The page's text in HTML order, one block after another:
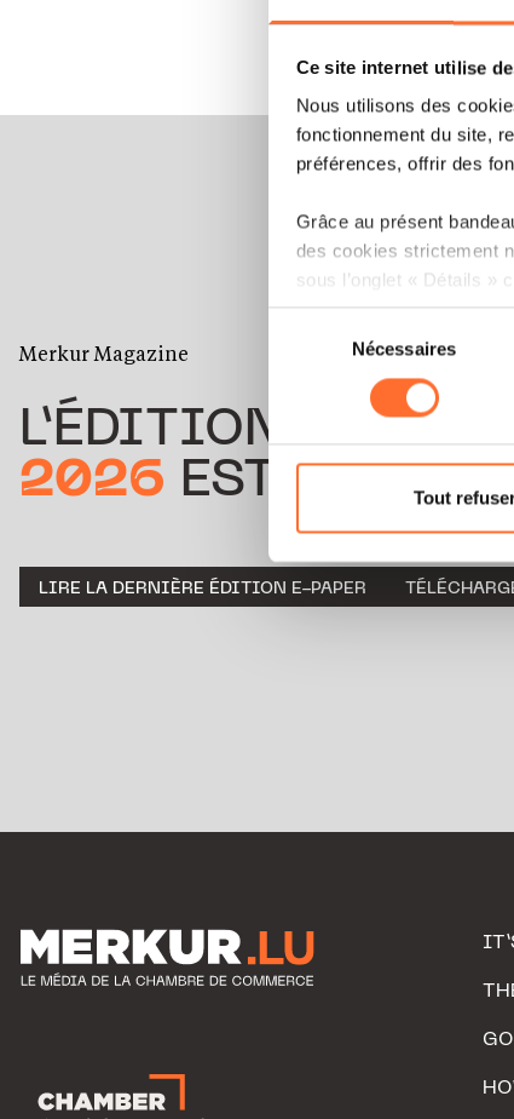
Ce site internet utilise
Nous utilisons des
fonctionnement du site,
préférences, offrir des
Grâce au présent
des cookies strictement
sous l’onglet « Détails »
Il est précisé que la
cas de refus de tous les
personnelles, vous
personnelles.
consentement
Nécessaires
Tout
Merkur Magazine
L’ÉDITIONÉTÉ
2026 EST
LIRE LA DERNIÈRE ÉDITION E-PAPER